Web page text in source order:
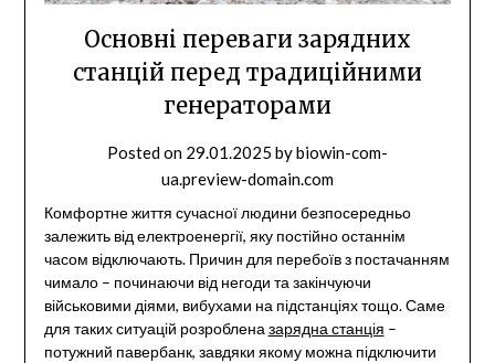
Основні переваги зарядних
станцій перед традиційними
генераторами
Posted on 29.01.2025 bybiowin-com-
ua.preview-domain.com
Комфортне життя сучасної людини безпосередньо
залежить від електроенергії, яку постійно останнім
часом відключають. Причин для перебоїв з постачанням
чимало – починаючи від негоди та закінчуючи
військовими діями, вибухами на підстанціях тощо. Саме
для таких ситуацій розроблена зарядна станція –
потужний павербанк, завдяки якому можна підключити